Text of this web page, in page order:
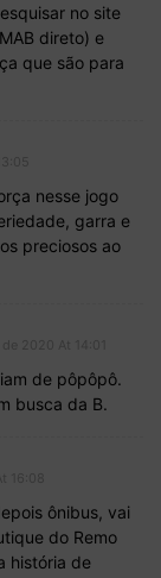
no site
direto) e
que são para
nesse jogo
garra e
preciosos ao
de pôpôpô.
busca da B.
ônibus, vai
do Remo
história de